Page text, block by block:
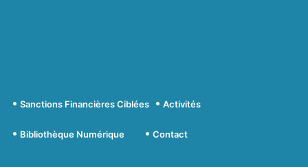
Sanctions Financières Ciblées Activités
Bibliothèque Numérique Contact